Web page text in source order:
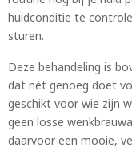
huidconditie te
sturen.
Deze behandeling is
dat nét genoeg doet
geschikt voor wie zijn
geen losse
daarvoor een mooie,